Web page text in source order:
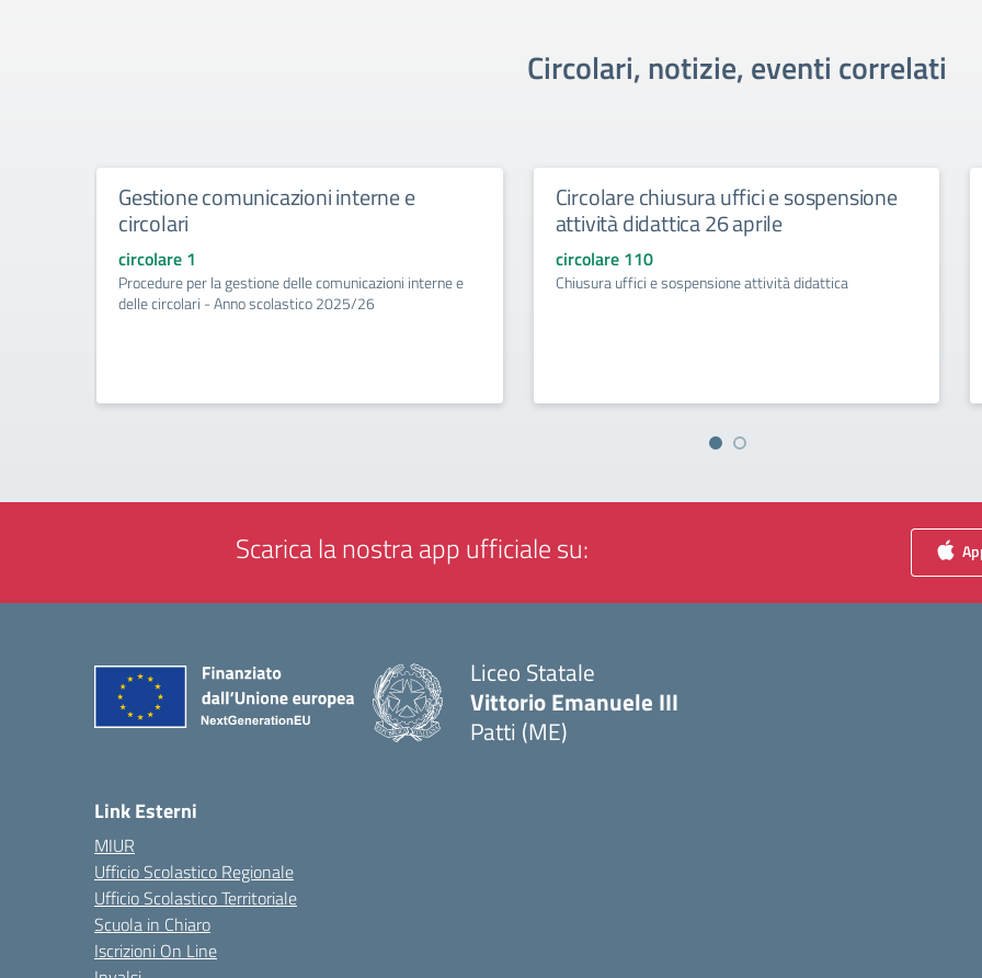
Circolari, notizie, eventi correlati
Gestione comunicazioni interne e
circolari
circolare 1
Procedure per la gestione delle comunicazioni interne e
delle circolari - Anno scolastico 2025/26
Circolare chiusura uffici e sospensione
attività didattica 26 aprile
circolare 110
Chiusura uffici e sospensione attività didattica
Scarica la nostra app ufficiale su:
Liceo Statale
Vittorio Emanuele III
Patti (ME)
Link Esterni
MIUR
Ufficio Scolastico Regionale
Ufficio Scolastico Territoriale
Scuola in Chiaro
Iscrizioni On Line